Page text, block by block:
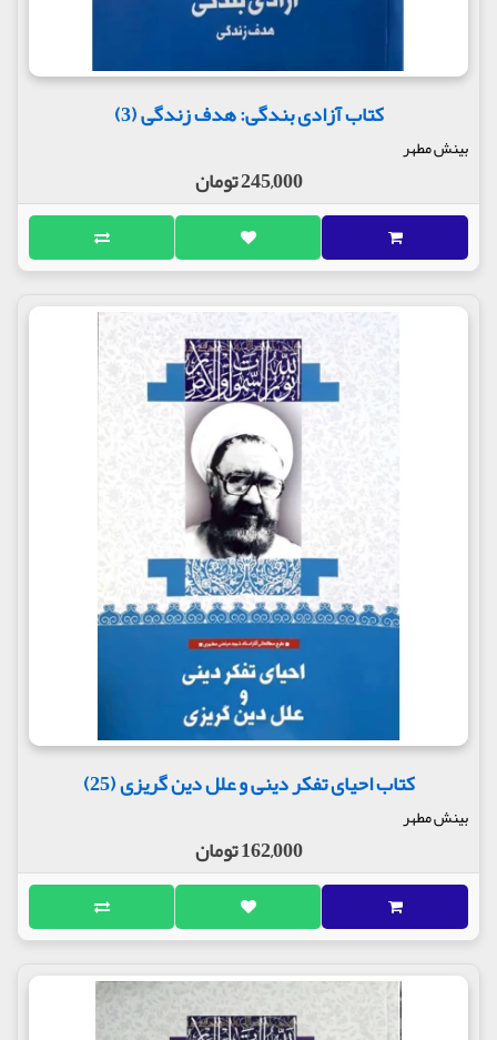
کتاب آزادی بندگی: هدف زندگی (3)
بینش مطهر
245,000 تومان
کتاب احیای تفکر دینی و علل دین گریزی (25)
بینش مطهر
162,000 تومان